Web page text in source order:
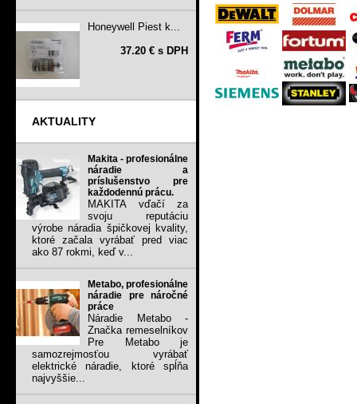
Honeywell Piest k...
37.20 € s DPH
AKTUALITY
Makita - profesionálne
náradie a
príslušenstvo pre
každodennú prácu.
MAKITA vďačí za
svoju reputáciu
výrobe náradia špičkovej kvality,
ktoré začala vyrábať pred viac
ako 87 rokmi, keď v...
Metabo, profesionálne
náradie pre náročné
práce
Náradie Metabo -
Značka remeselníkov
Pre Metabo je
samozrejmosťou vyrábať
elektrické náradie, ktoré spĺňa
najvyššie...